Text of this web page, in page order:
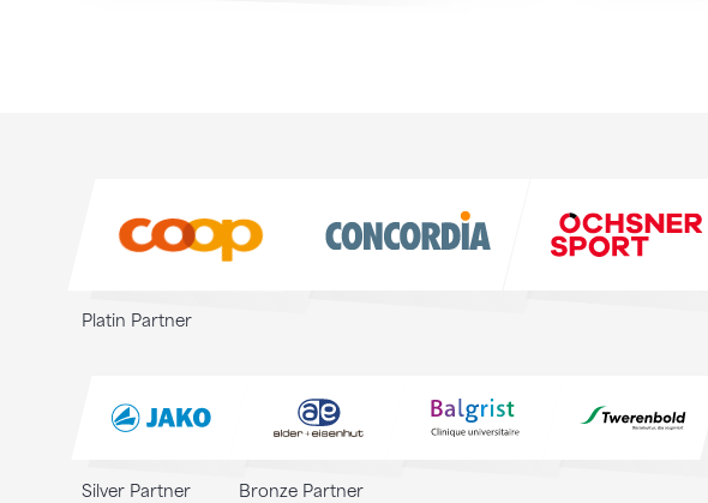
Platin Partner
Silver Partner Bronze Partner